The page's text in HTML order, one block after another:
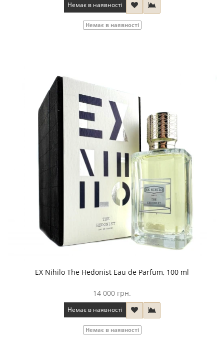
Немає в наявності
Немає в наявності
EX Nihilo The Hedonist Eau de Parfum, 100 ml
14 000 грн.
Немає в наявності
Немає в наявності